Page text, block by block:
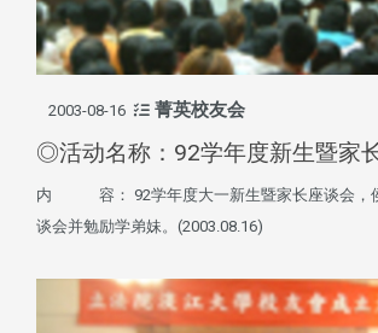
2003-08-16 菁英校友会
◎活动名称：92学年度新生暨家
内 容： 92学年度大一新生暨家长座谈会，
谈会并勉励学弟妹。(2003.08.16)